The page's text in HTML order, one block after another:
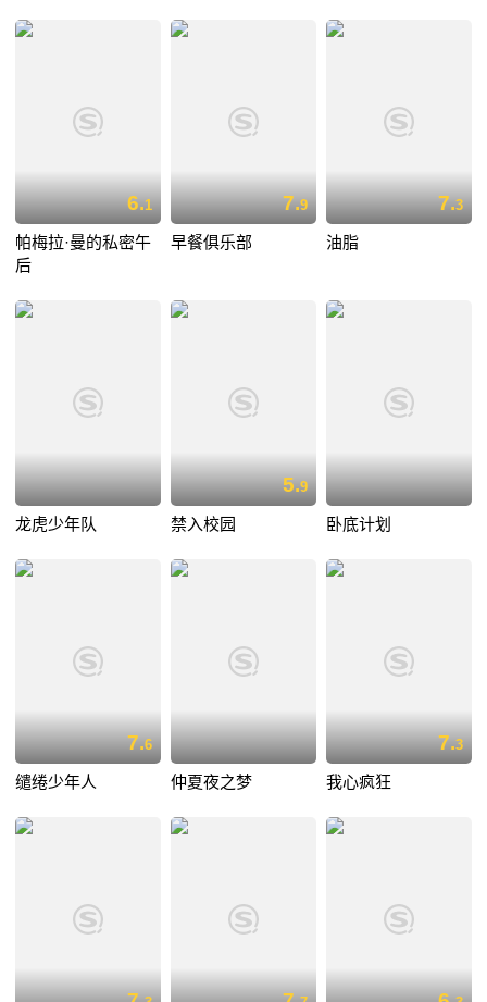
6.1
帕梅拉·曼的私密午
后
7.9
早餐俱乐部
7.3
油脂
龙虎少年队
5.9
禁入校园 卧底计划
7.6
缱绻少年人 仲夏夜之梦
7.3
我心疯狂